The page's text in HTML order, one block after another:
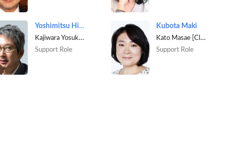
Yoshimitsu Hiroto
Kajiwara Yosuke [Midori's father]
Support Role
Kubota Maki
Kato Masae [Clothing store owner]
Support Role